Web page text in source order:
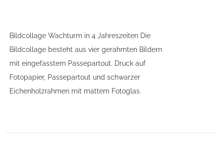
Bildcollage Wachturm in 4 Jahreszeiten Die
Bildcollage besteht aus vier gerahmten Bildern
mit eingefasstem Passepartout. Druck auf
Fotopapier, Passepartout und schwarzer
Eichenholzrahmen mit mattem Fotoglas.